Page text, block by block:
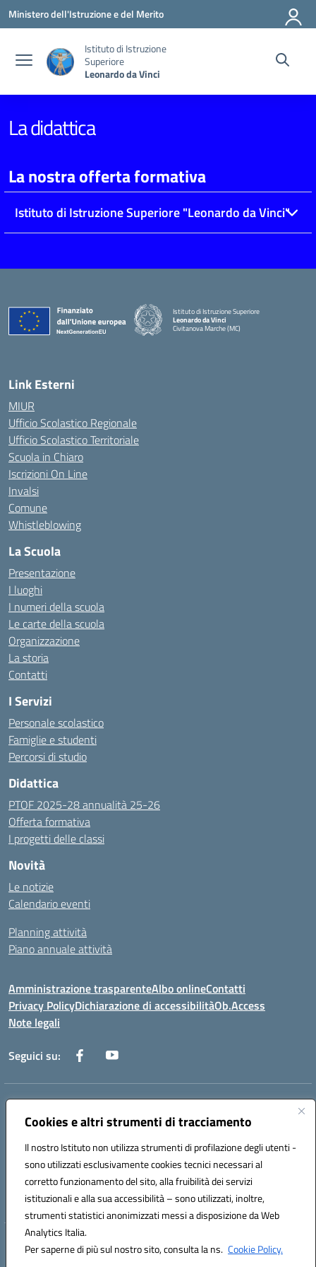
Cookies e altri strumenti di tracciamento
Il nostro Istituto non utilizza strumenti di profilazione degli utenti -
sono utilizzati esclusivamente cookies tecnici necessari al
corretto funzionamento del sito, alla fruibilità dei servizi
istituzionali e alla sua accessibilità – sono utilizzati, inoltre,
strumenti statistici anonimizzati messi a disposizione da Web
Analytics Italia.
Per saperne di più sul nostro sito, consulta la ns. Cookie Policy.
Vai ai contenuti
Vai al menu di navigazione
Vai al footer
Ministero dell'Istruzione e del Merito
Istituto di Istruzione
Superiore
Leonardo da Vinci
La didattica
La nostra offerta formativa
Istituto di Istruzione Superiore "Leonardo da Vinci"
Istituto di Istruzione Superiore
Leonardo da Vinci
Civitanova Marche (MC)
Link Esterni
MIUR
Ufficio Scolastico Regionale
Ufficio Scolastico Territoriale
Scuola in Chiaro
Iscrizioni On Line
Invalsi
Comune
Whistleblowing
La Scuola
Presentazione
I luoghi
I numeri della scuola
Le carte della scuola
Organizzazione
La storia
Contatti
I Servizi
Personale scolastico
Famiglie e studenti
Percorsi di studio
Didattica
PTOF 2025-28 annualità 25-26
Offerta formativa
I progetti delle classi
Novità
Le notizie
Calendario eventi
Planning attività
Piano annuale attività
Amministrazione trasparenteAlbo onlineContatti
Privacy PolicyDichiarazione di accessibilitàOb.Access
Note legali
Seguici su:
Indirizzo:
Centralino:0733/815931 - 0733/784180
Posta elettronica certificata (PEC):MCIS00200P@pec.istruzione.it
Codice fiscale: 80006860433
Codice meccanografico: MCIS00200P
Hosting & Powered by 3D Solution S.r.l.
Concept & Design by Designers Italia